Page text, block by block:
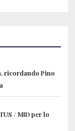
ricordando Pino
/ MID per lo